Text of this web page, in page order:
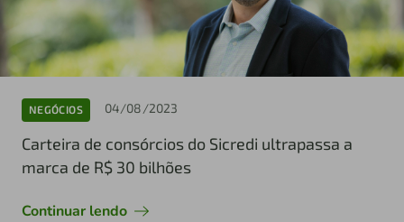
NEGÓCIOS 04/08/2023
Carteira de consórcios do Sicredi ultrapassa a
marca de R$ 30 bilhões
Continuar lendo